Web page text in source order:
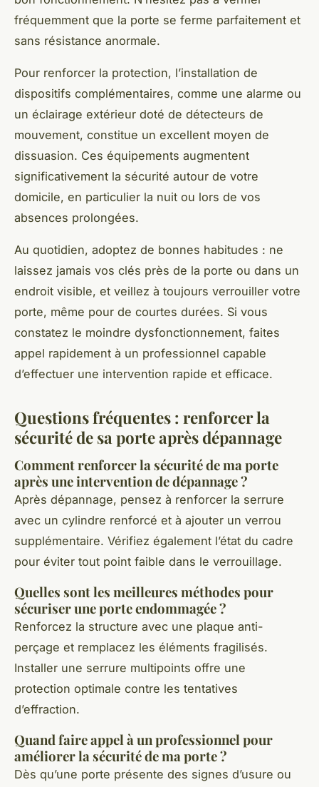
fréquemment que la porte se ferme parfaitement et
sans résistance anormale.
Pour renforcer la protection, l’installation de
dispositifs complémentaires, comme une alarme ou
un éclairage extérieur doté de détecteurs de
mouvement, constitue un excellent moyen de
dissuasion. Ces équipements augmentent
significativement la sécurité autour de votre
domicile, en particulier la nuit ou lors de vos
absences prolongées.
Au quotidien, adoptez de bonnes habitudes : ne
laissez jamais vos clés près de la porte ou dans un
endroit visible, et veillez à toujours verrouiller votre
porte, même pour de courtes durées. Si vous
constatez le moindre dysfonctionnement, faites
appel rapidement à un professionnel capable
d’effectuer une intervention rapide et efficace.
Questions fréquentes : renforcer la
sécurité de sa porte après dépannage
Comment renforcer la sécurité de ma porte
après une intervention de dépannage ?
Après dépannage, pensez à renforcer la serrure
avec un cylindre renforcé et à ajouter un verrou
supplémentaire. Vérifiez également l’état du cadre
pour éviter tout point faible dans le verrouillage.
Quelles sont les meilleures méthodes pour
sécuriser une porte endommagée ?
Renforcez la structure avec une plaque anti-
perçage et remplacez les éléments fragilisés.
Installer une serrure multipoints offre une
protection optimale contre les tentatives
d’effraction.
Quand faire appel à un professionnel pour
améliorer la sécurité de ma porte ?
Dès qu’une porte présente des signes d’usure ou